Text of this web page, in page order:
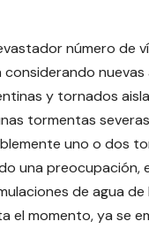
número de
considerando
y tornados
tormentas
uno o dos
una preocupación,
de agua
el momento, ya se